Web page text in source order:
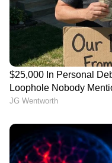
ഉലുവയും
ചേരുവകളാണെന്ന്
ഇവ രണ്ടും
മാസ്കായി